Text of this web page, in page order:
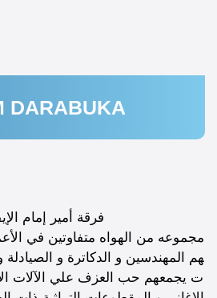
DARABUKA
فرقة أمير إمام
مجموعه من الهواه متفاوتين في
هم المهندسين و الدكاترة و
ت يجمعهم حب العزف علي الآلات